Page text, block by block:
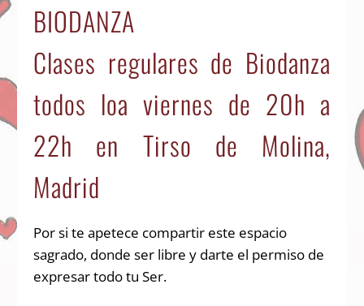
BIODANZA
Clases regulares de Biodanza
todos loa viernes de 20h a
22h en Tirso de Molina,
Madrid
Por si te apetece compartir este espacio
sagrado, donde ser libre y darte el permiso de
expresar todo tu Ser.